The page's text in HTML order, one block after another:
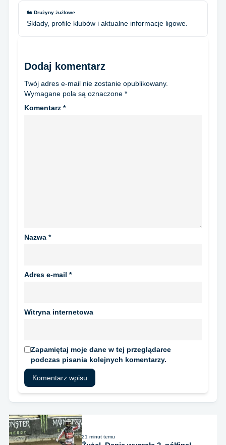
🏍️ Drużyny żużlowe
Składy, profile klubów i aktualne informacje ligowe.
Dodaj komentarz
Twój adres e-mail nie zostanie opublikowany.
Wymagane pola są oznaczone *
Komentarz *
Nazwa *
Adres e-mail *
Witryna internetowa
Zapamiętaj moje dane w tej przeglądarce
podczas pisania kolejnych komentarzy.
21 minut temu